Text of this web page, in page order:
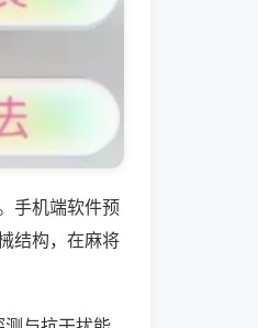
手机端软件预
结构，在麻将